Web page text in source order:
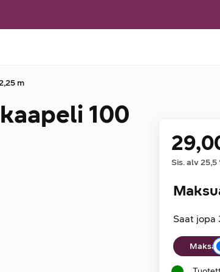
m
100
Sis. alv 25,5
Saat jopa
Maksuaika